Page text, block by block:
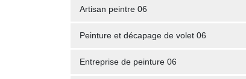
Artisan peintre 06
Peinture et décapage de volet 06
Entreprise de peinture 06